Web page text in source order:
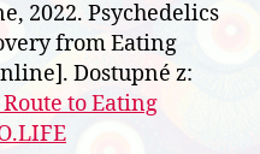
2022. Psychedelics
from Eating
Dostupné z:
to Eating